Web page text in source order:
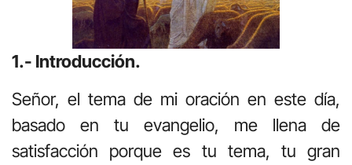
1.- Introducción.
Señor, el tema de mi oración en este día,
basado en tu evangelio, me llena de
satisfacción porque es tu tema, tu gran